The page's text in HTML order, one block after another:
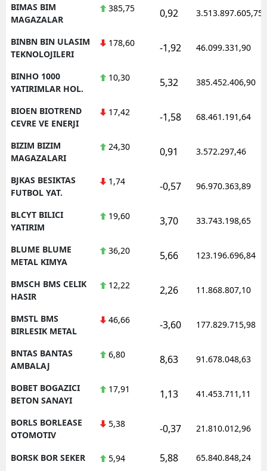
BIMAS BIM
MAGAZALAR
385,75 0,92 3.513.897.605,75
BINBN BIN ULASIM
TEKNOLOJILERI
178,60 -1,92 46.099.331,90
BINHO 1000
YATIRIMLAR HOL.
10,30 5,32 385.452.406,90
BIOEN BIOTREND
CEVRE VE ENERJI
17,42 -1,58 68.461.191,64
BIZIM BIZIM
MAGAZALARI
24,30 0,91 3.572.297,46
BJKAS BESIKTAS
FUTBOL YAT.
1,74 -0,57 96.970.363,89
BLCYT BILICI
YATIRIM
19,60 3,70 33.743.198,65
BLUME BLUME
METAL KIMYA
36,20 5,66 123.196.696,84
BMSCH BMS CELIK
HASIR
12,22 2,26 11.868.807,10
BMSTL BMS
BIRLESIK METAL
46,66 -3,60 177.829.715,98
BNTAS BANTAS
AMBALAJ
6,80 8,63 91.678.048,63
BOBET BOGAZICI
BETON SANAYI
17,91 1,13 41.453.711,11
BORLS BORLEASE
OTOMOTIV
5,38 -0,37 21.810.012,96
BORSK BOR SEKER 5,94 5,88 65.840.848,24